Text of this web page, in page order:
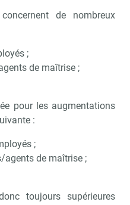
de nombreux
;
de maîtrise ;
pour les augmentations
:
;
agents de maîtrise ;
toujours supérieures